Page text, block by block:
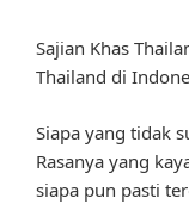
Sajian Khas
Thailand di
Siapa yang tidak
Rasanya yang
siapa pun pasti